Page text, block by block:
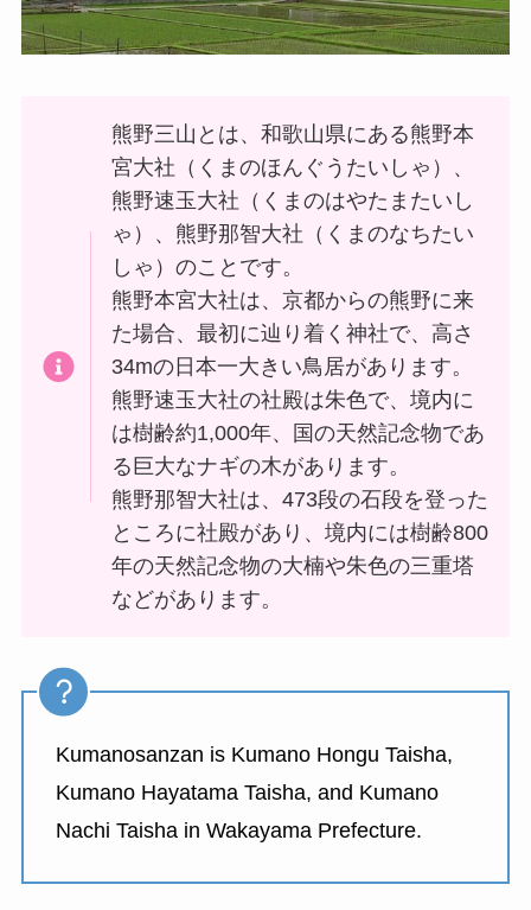
熊野三山とは、和歌山県にある熊野本
宮大社（くまのほんぐうたいしゃ）、
熊野速玉大社（くまのはやたまたいし
ゃ）、熊野那智大社（くまのなちたい
しゃ）のことです。
熊野本宮大社は、京都からの熊野に来
た場合、最初に辿り着く神社で、高さ
34mの日本一大きい鳥居があります。
熊野速玉大社の社殿は朱色で、境内に
は樹齢約1,000年、国の天然記念物であ
る巨大なナギの木があります。
熊野那智大社は、473段の石段を登った
ところに社殿があり、境内には樹齢800
年の天然記念物の大楠や朱色の三重塔
などがあります。
Kumanosanzan is Kumano Hongu Taisha,
Kumano Hayatama Taisha, and Kumano
Nachi Taisha in Wakayama Prefecture.